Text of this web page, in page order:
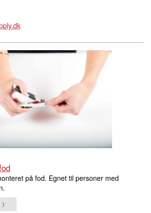
på fod. Egnet til personer med